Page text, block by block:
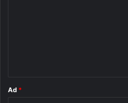
Ad *